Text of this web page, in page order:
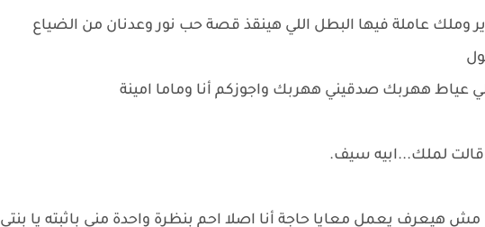
وملك عاملة فيها البطل اللي هينقذ قصة حب نور وعدنان من الضياع
ههربك صدقيني ههربك واجوزكم أنا وماما امينة
لملك...ابيه سيف.
يعمل معايا حاجة أنا اصلا احم بنظرة واحدة مني باثبته يا بنتي